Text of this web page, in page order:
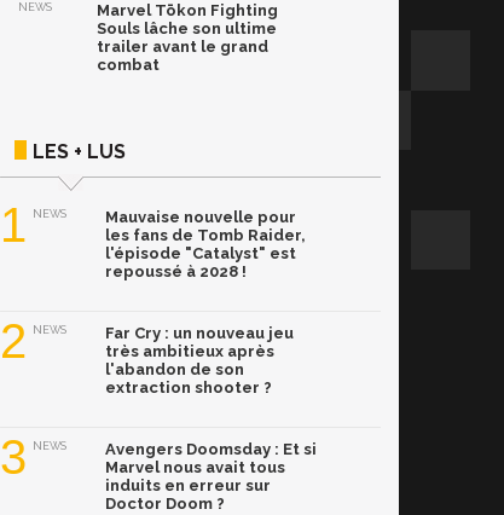
NEWS
Marvel Tōkon Fighting
Souls lâche son ultime
trailer avant le grand
combat
LES + LUS
1 NEWS
Mauvaise nouvelle pour
les fans de Tomb Raider,
l'épisode "Catalyst" est
repoussé à 2028 !
2 NEWS
Far Cry : un nouveau jeu
très ambitieux après
l'abandon de son
extraction shooter ?
3 NEWS
Avengers Doomsday : Et si
Marvel nous avait tous
induits en erreur sur
Doctor Doom ?